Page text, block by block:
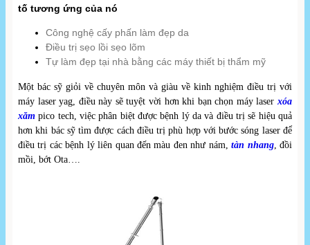
tố tương ứng của nó
Công nghệ cấy phấn làm đẹp da
Điều trị sẹo lồi sẹo lõm
Tự làm đẹp tại nhà bằng các máy thiết bị thẩm mỹ
Một bác sỹ giỏi về chuyên môn và giàu về kinh nghiệm điều trị với
máy laser yag, điều này sẽ tuyệt vời hơn khi bạn chọn máy laser xóa
xăm pico tech, việc phân biệt được bệnh lý da và điều trị sẽ hiệu quả
hơn khi bác sỹ tìm được cách điều trị phù hợp với bước sóng laser để
điều trị các bệnh lý liên quan đến màu đen như nám,tàn nhang, đồi
mồi, bớt Ota….